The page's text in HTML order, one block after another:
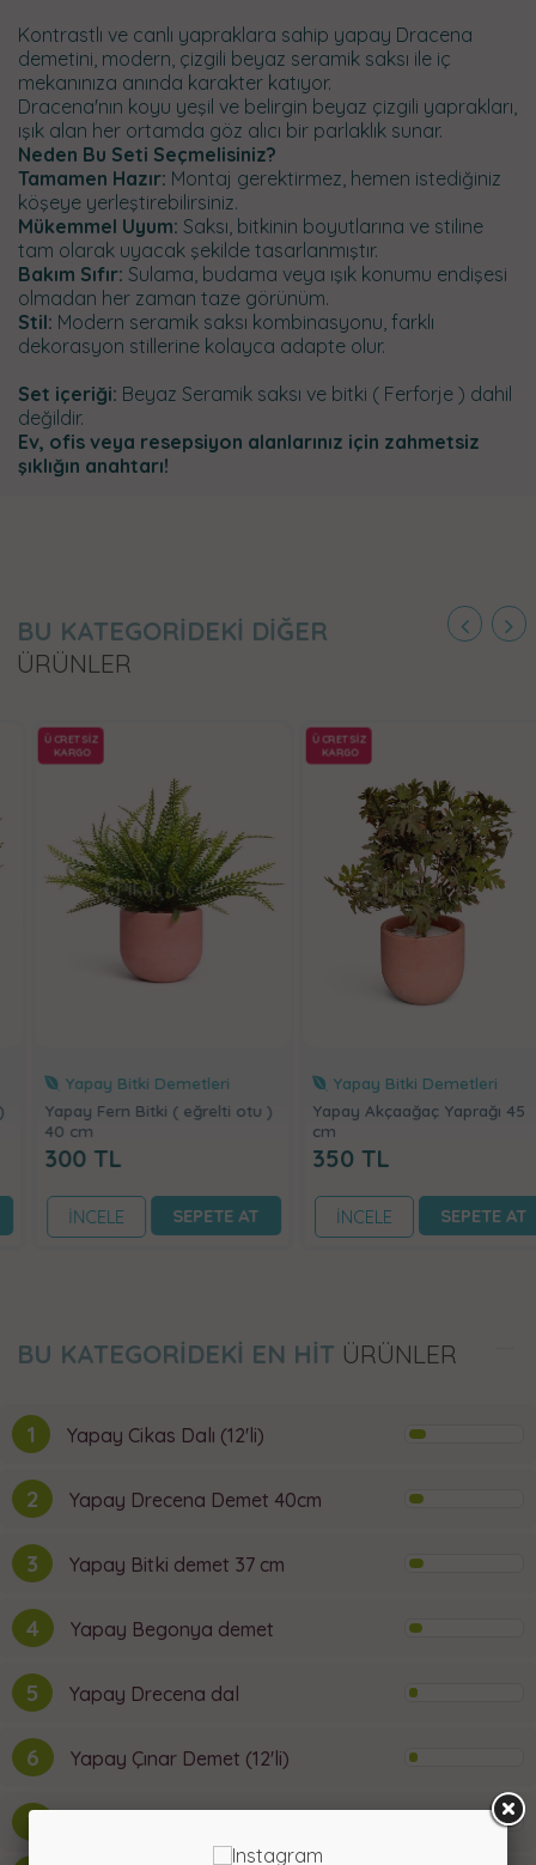
Kontrastlı ve canlı yapraklara sahip yapay Dracena
demetini, modern, çizgili beyaz seramik saksı ile iç
mekanınıza anında karakter katıyor.
Dracena'nın koyu yeşil ve belirgin beyaz çizgili yaprakları,
ışık alan her ortamda göz alıcı bir parlaklık sunar.
Neden Bu Seti Seçmelisiniz?
Tamamen Hazır: Montaj gerektirmez, hemen istediğiniz
köşeye yerleştirebilirsiniz.
Mükemmel Uyum: Saksı, bitkinin boyutlarına ve stiline
tam olarak uyacak şekilde tasarlanmıştır.
Bakım Sıfır: Sulama, budama veya ışık konumu endişesi
olmadan her zaman taze görünüm.
Stil: Modern seramik saksı kombinasyonu, farklı
dekorasyon stillerine kolayca adapte olur.
Set içeriği: Beyaz Seramik saksı ve bitki ( Ferforje ) dahil
değildir.
Ev, ofis veya resepsiyon alanlarınız için zahmetsiz
şıklığın anahtarı!
BU KATEGORİDEKİ DİĞER
ÜRÜNLER
ÜCRETSİZ
KARGO
Yapay Bitki Demetleri
Yapay Fern Bitki ( eğrelti otu )
40 cm
300 TL
SEPETE AT
İNCELE
ÜCRETSİZ
KARGO
Yapay Bitki Demetleri
Yapay Akçaağaç Yaprağı 45
350 TL
SEPETE AT
İNCELE
BU KATEGORİDEKİ EN HİT ÜRÜNLER
1 Yapay Cikas Dalı (12'li)
2 Yapay Drecena Demet 40cm
3 Yapay Bitki demet 37 cm
4 Yapay Begonya demet
5 Yapay Drecena dal
6 Yapay Çınar Demet (12'li)
7